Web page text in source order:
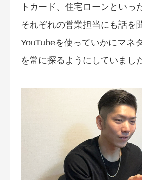
トカード、住宅ローンといっ
それぞれの営業担当にも話を
YouTubeを使っていかにマネ
を常に探るようにしていまし